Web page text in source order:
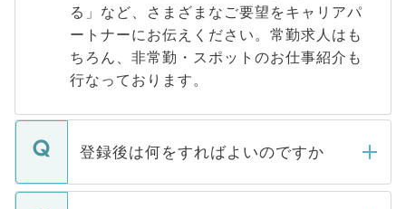
る」など、さまざまなご要望をキャリアパ
ートナーにお伝えください。常勤求人はも
ちろん、非常勤・スポットのお仕事紹介も
行なっております。
登録後は何をすればよいのですか
ご登録いただきましたら、弊社担当者がご